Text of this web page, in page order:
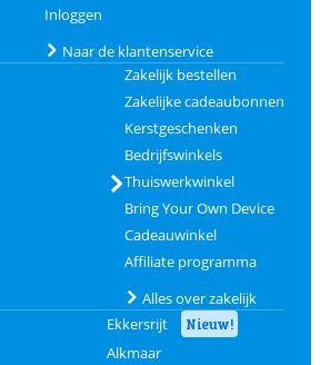
Inloggen
Naar de klantenservice
Zakelijk bestellen
Zakelijke cadeaubonnen
Kerstgeschenken
Bedrijfswinkels
Thuiswerkwinkel
Bring Your Own Device
Cadeauwinkel
Affiliate programma
Alles over zakelijk
Ekkersrijt Nieuw!
Alkmaar